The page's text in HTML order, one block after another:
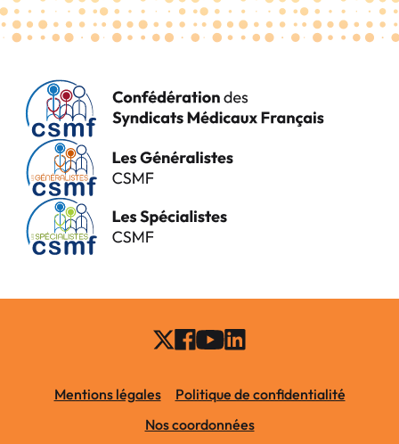
Mentions légales
Politique de confidentialité
Nos coordonnées